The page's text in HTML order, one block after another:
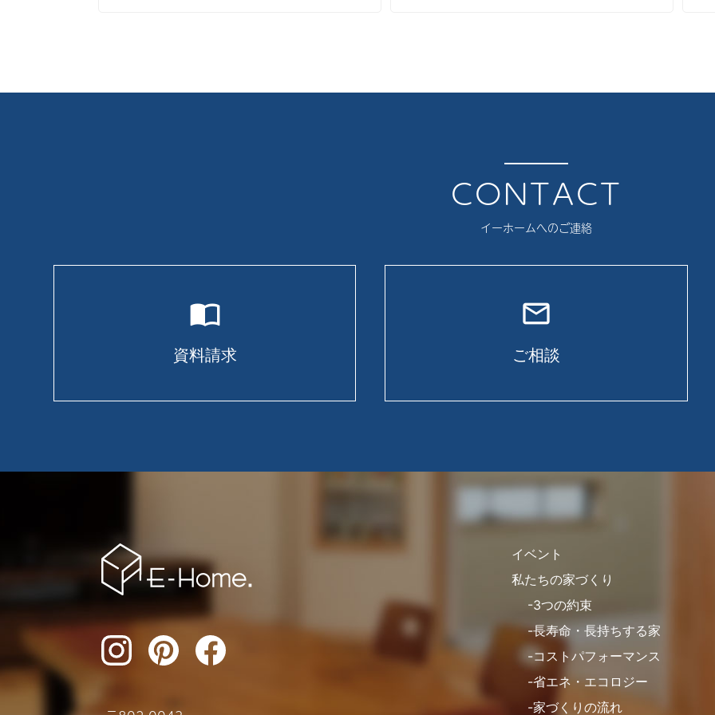
2025年9月
2025年8月
2025年7月
2024年11月
2024年8月
2024年6月
CONTACT
イーホームへのご連絡
import_contacts
資料請求
mail_outline
ご相談
イベント
私たちの家づくり
3つの約束
長寿命・長持ちする家
コストパフォーマンス
省エネ・エコロジー
家づくりの流れ